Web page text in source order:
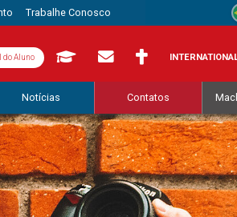
Trabalhe Conosco
do Aluno
Notícias Contatos